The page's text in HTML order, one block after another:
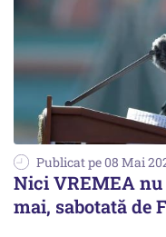
Publicat pe 08 Mai
Nici VREMEA nu
mai, sabotată de